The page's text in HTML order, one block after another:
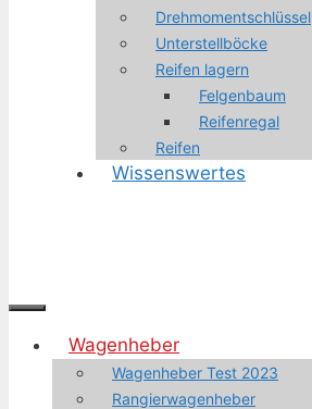
Drehmomentschlüssel
Unterstellböcke
Reifen lagern
Felgenbaum
Reifenregal
Reifen
Wissenswertes
Menü
Wagenheber
Wagenheber Test 2023
Rangierwagenheber